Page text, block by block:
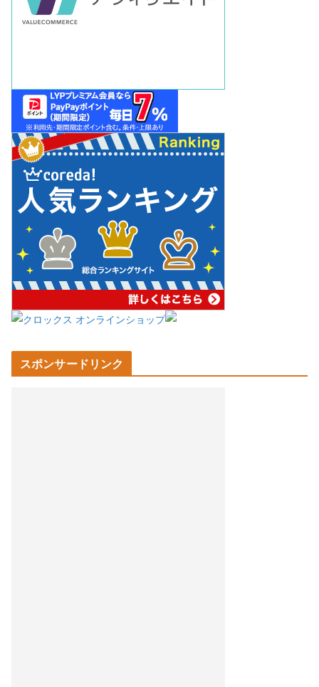
スポンサードリンク